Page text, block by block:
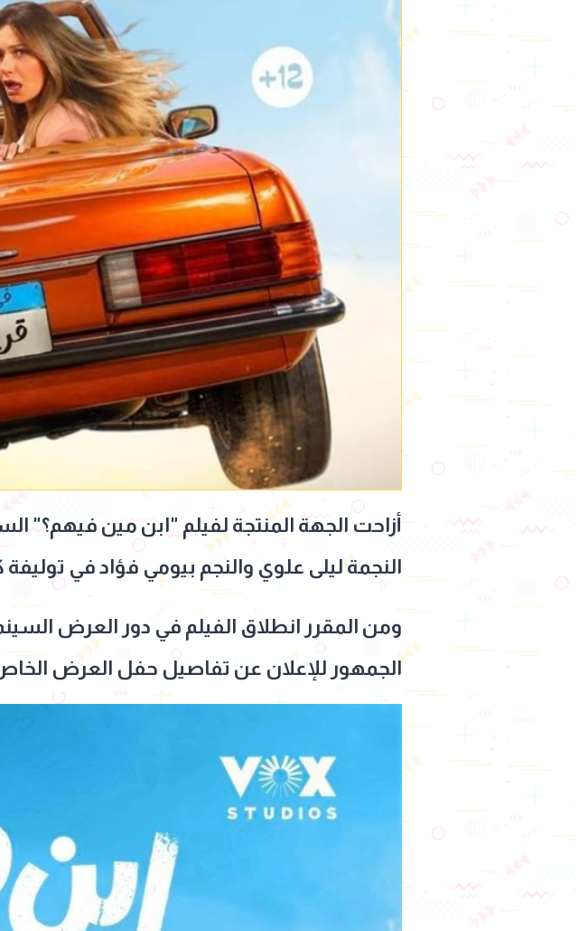
أزاحت الجهة المنتجة لفيلم "ابن مين فيهم؟"
النجمة ليلى علوي والنجم بيومي فؤاد في
ومن المقرر انطلاق الفيلم في دور العرض
الجمهور للإعلان عن تفاصيل حفل العرض